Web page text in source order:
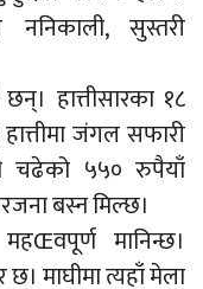
सुस्तरी
हात्तीसारका १८
जंगल सफारी
चढेको ५५० रुपैयाँ
बस्न मिल्छ।
मानिन्छ।
छ। माघीमा त्यहाँ मेला